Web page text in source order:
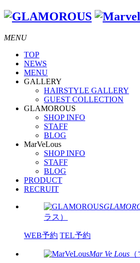
MENU
TOP
NEWS
MENU
GALLERY
HAIRSTYLE GALLERY
GUEST COLLECTION
GLAMOROUS
SHOP INFO
STAFF
BLOG
MarVeLous
SHOP INFO
STAFF
BLOG
PRODUCT
RECRUIT
ラス）
WEB予約 TEL予約
Mar Ve Lous